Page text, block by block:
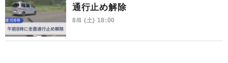
通行止め解除
8/8 (土) 18:00